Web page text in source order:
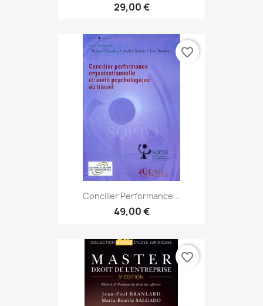
29,00 €
Concilier Performance...
49,00 €
favorite_border
favorite_border